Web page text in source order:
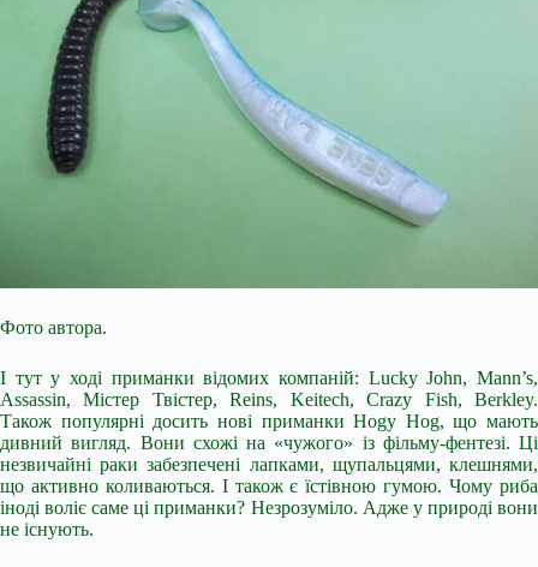
Фото автора.
І тут у ході приманки відомих компаній: Lucky John, Mann’s,
Assassin, Містер Твістер, Reins, Keitech, Crazy Fish, Berkley.
Також популярні досить нові приманки Hogy Hog, що мають
дивний вигляд. Вони схожі на «чужого» із фільму-фентезі. Ці
незвичайні раки забезпечені лапками, щупальцями, клешнями,
що активно коливаються. І також є їстівною гумою. Чому риба
іноді воліє саме ці приманки? Незрозуміло. Адже у природі вони
не існують.